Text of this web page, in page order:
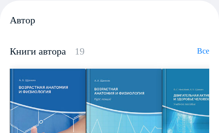
Автор
Книги автора 19 Все